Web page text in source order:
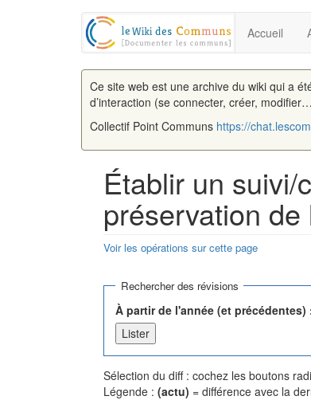
Accueil
Ce site web est une archive du wiki qui a
d’interaction (se connecter, créer,
Collectif Point Communs https://
Établir un
préservation
Voir les opérations sur cette page
Rechercher des révisions
À partir de l'année (et précédentes)
Sélection du diff : cochez les boutons
Légende : (actu) = différence avec la